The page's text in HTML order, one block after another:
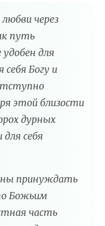
через
путь
удобен для
Богу и
этой близости
дурных
себя
принуждать
Божьим
часть